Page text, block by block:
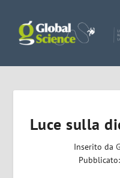
Luce sulla
Inserito da